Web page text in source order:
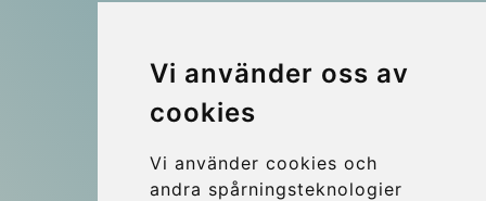
Vi använder oss av
cookies
Vi använder cookies och
andra spårningsteknologier
More
Update cookies preferences